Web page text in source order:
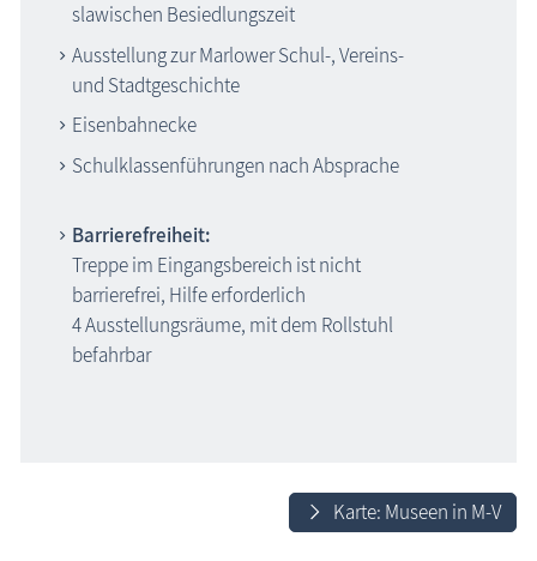
slawischen Besiedlungszeit
Ausstellung zur Marlower Schul-, Vereins-
und Stadtgeschichte
Eisenbahnecke
Schulklassenführungen nach Absprache
Barrierefreiheit:
Treppe im Eingangsbereich ist nicht
barrierefrei, Hilfe erforderlich
4 Ausstellungsräume, mit dem Rollstuhl
befahrbar
Karte: Museen in M-V